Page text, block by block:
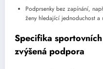
Podprsenky bez zapínání,
ženy hledající jednoduchost a
Specifika
zvýšená podpora